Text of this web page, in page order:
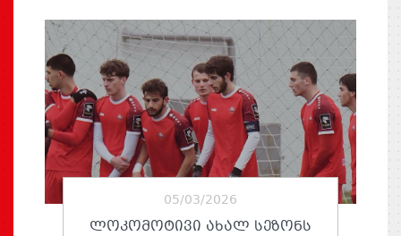
05/03/2026
ᲚᲝᲙᲝᲛᲝᲢᲘᲕᲘ ᲐᲮᲐᲚ ᲡᲔᲖᲝᲜᲡ